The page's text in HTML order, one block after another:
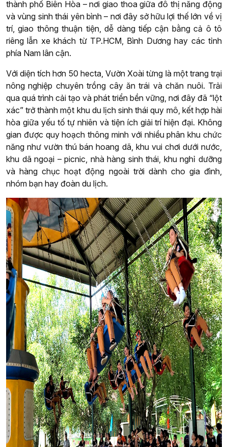
thành phố Biên Hòa – nơi giao thoa giữa đô thị năng động
và vùng sinh thái yên bình – nơi đây sở hữu lợi thế lớn về vị
trí, giao thông thuận tiện, dễ dàng tiếp cận bằng cả ô tô
riêng lẫn xe khách từ TP.HCM, Bình Dương hay các tỉnh
phía Nam lân cận.
Với diện tích hơn 50 hecta, Vườn Xoài từng là một trang trại
nông nghiệp chuyên trồng cây ăn trái và chăn nuôi. Trải
qua quá trình cải tạo và phát triển bền vững, nơi đây đã “lột
xác” trở thành một khu du lịch sinh thái quy mô, kết hợp hài
hòa giữa yếu tố tự nhiên và tiện ích giải trí hiện đại. Không
gian được quy hoạch thông minh với nhiều phân khu chức
năng như vườn thú bán hoang dã, khu vui chơi dưới nước,
khu dã ngoại – picnic, nhà hàng sinh thái, khu nghỉ dưỡng
và hàng chục hoạt động ngoài trời dành cho gia đình,
nhóm bạn hay đoàn du lịch.